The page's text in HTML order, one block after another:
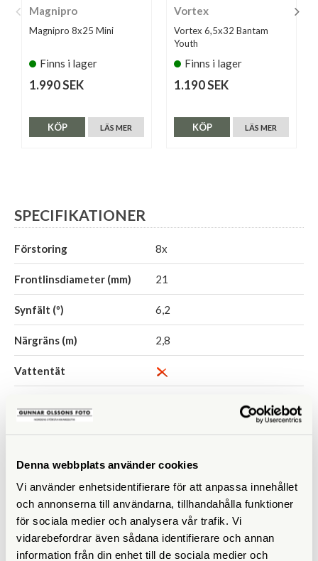
Denna webbplats använder cookies
Vi använder enhetsidentifierare för att anpassa innehållet
och annonserna till användarna, tillhandahålla funktioner
för sociala medier och analysera vår trafik. Vi
vidarebefordrar även sådana identifierare och annan
information från din enhet till de sociala medier och
Magnipro
Magnipro 8x25 Mini
Finns i lager
1.990 SEK
LÄS MER
KÖP
Vortex
Vortex 6,5x32 Bantam
Youth
Finns i lager
1.190 SEK
LÄS MER
KÖP
SPECIFIKATIONER
Förstoring 8x
Frontlinsdiameter (mm) 21
Synfält (º) 6,2
Närgräns (m) 2,8
Vattentät
Garanti 30 år
TILLBEHÖR